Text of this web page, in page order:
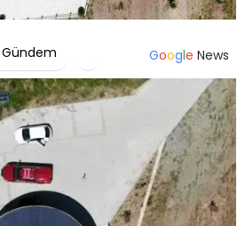
Gündem Google News